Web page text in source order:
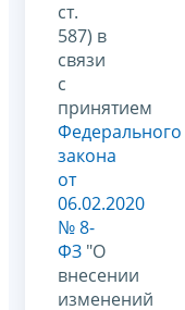
ст.
587) в
связи
с
принятием
Федерального
закона
от
06.02.2020
№ 8-
ФЗ "О
внесении
изменений